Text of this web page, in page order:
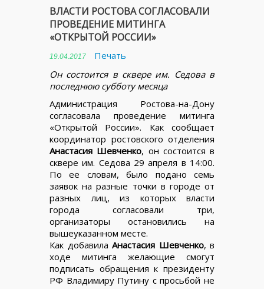
ВЛАСТИ РОСТОВА СОГЛАСОВАЛИ
ПРОВЕДЕНИЕ МИТИНГА
«ОТКРЫТОЙ РОССИИ»
19.04.2017
Печать
Он состоится в сквере им. Седова в
последнюю субботу месяца
Администрация Ростова-на-Дону
согласовала проведение митинга
«Открытой России». Как сообщает
координатор ростовского отделения
Анастасия Шевченко, он состоится в
сквере им. Седова 29 апреля в 14:00.
По ее словам, было подано семь
заявок на разные точки в городе от
разных лиц, из которых власти
города согласовали три,
организаторы остановились на
вышеуказанном месте.
Как добавила Анастасия Шевченко, в
ходе митинга желающие смогут
подписать обращения к президенту
РФ Владимиру Путину с просьбой не